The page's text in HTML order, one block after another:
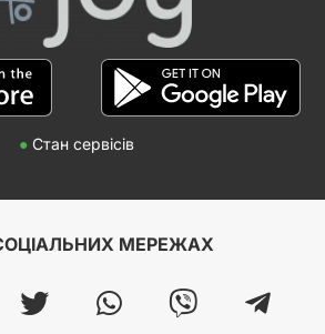
● Стан сервісів
МЕРЕЖАХ